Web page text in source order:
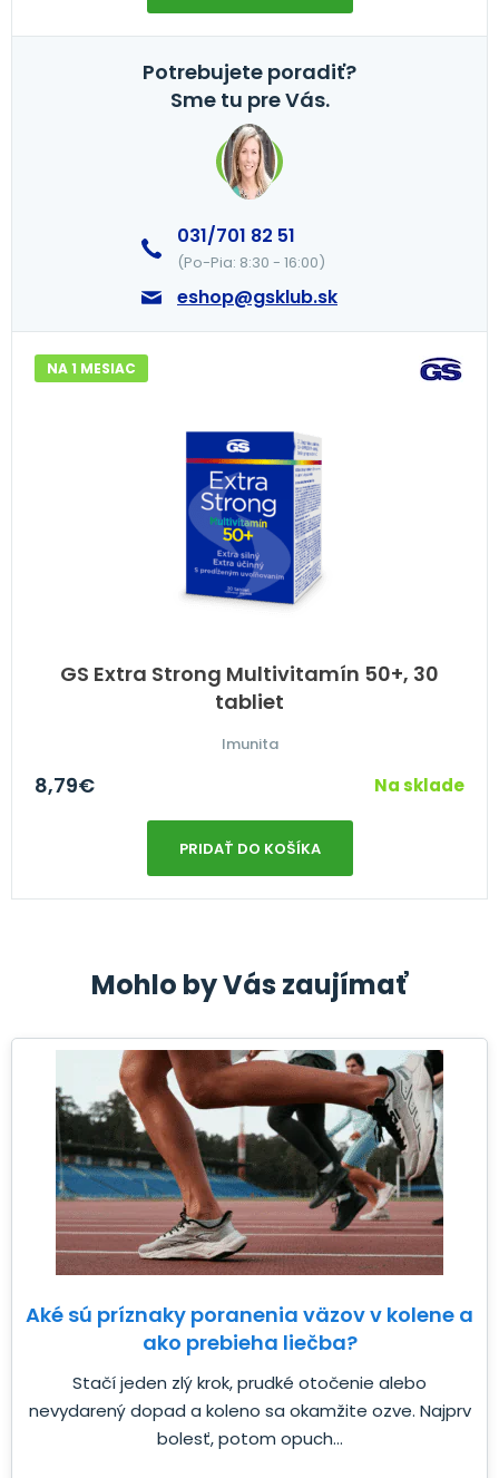
Potrebujete poradiť?
Sme tu pre Vás.
031/701 82 51
(Po-Pia: 8:30 - 16:00)
eshop@gsklub.sk
GS Extra Strong Multivitamín 50+, 30
tabliet
NA 1 MESIAC
Imunita
8,79€ Na sklade
PRIDAŤ DO KOŠÍKA
Mohlo by Vás zaujímať
Aké sú príznaky poranenia väzov v kolene a
ako prebieha liečba?
Stačí jeden zlý krok, prudké otočenie alebo
nevydarený dopad a koleno sa okamžite ozve. Najprv
bolesť, potom opuch...